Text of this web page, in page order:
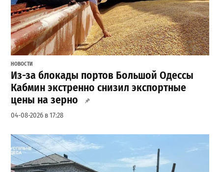
НОВОСТИ
Из-за блокады портов Большой Одессы
Кабмин экстренно снизил экспортные
цены на зерно
04-08-2026 в 17:28